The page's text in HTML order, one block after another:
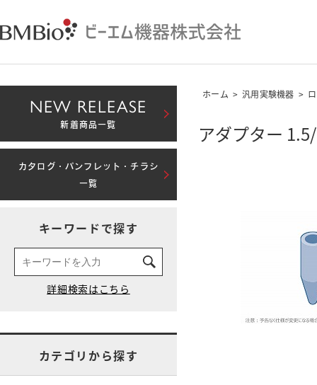
ホーム > 汎用実験機器 >
アダプター
NEW RELEASE
新着商品一覧
カタログ・パンフレット・チラシ
一覧
キーワードで探す
カテゴリから探す